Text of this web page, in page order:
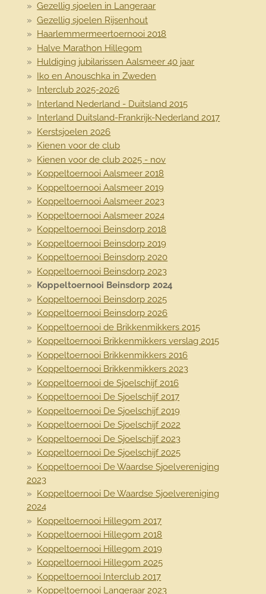
Gezellig sjoelen in Langeraar
Gezellig sjoelen Rijsenhout
Haarlemmermeertoernooi 2018
Halve Marathon Hillegom
Huldiging jubilarissen Aalsmeer 40 jaar
Iko en Anouschka in Zweden
Interclub 2025-2026
Interland Nederland - Duitsland 2015
Interland Duitsland-Frankrijk-Nederland 2017
Kerstsjoelen 2026
Kienen voor de club
Kienen voor de club 2025 - nov
Koppeltoernooi Aalsmeer 2018
Koppeltoernooi Aalsmeer 2019
Koppeltoernooi Aalsmeer 2023
Koppeltoernooi Aalsmeer 2024
Koppeltoernooi Beinsdorp 2018
Koppeltoernooi Beinsdorp 2019
Koppeltoernooi Beinsdorp 2020
Koppeltoernooi Beinsdorp 2023
Koppeltoernooi Beinsdorp 2024
Koppeltoernooi Beinsdorp 2025
Koppeltoernooi Beinsdorp 2026
Koppeltoernooi de Brikkenmikkers 2015
Koppeltoernooi Brikkenmikkers verslag 2015
Koppeltoernooi Brikkenmikkers 2016
Koppeltoernooi Brikkenmikkers 2023
Koppeltoernooi de Sjoelschijf 2016
Koppeltoernooi De Sjoelschijf 2017
Koppeltoernooi De Sjoelschijf 2019
Koppeltoernooi De Sjoelschijf 2022
Koppeltoernooi De Sjoelschijf 2023
Koppeltoernooi De Sjoelschijf 2025
Koppeltoernooi De Waardse Sjoelvereniging
2023
Koppeltoernooi De Waardse Sjoelvereniging
2024
Koppeltoernooi Hillegom 2017
Koppeltoernooi Hillegom 2018
Koppeltoernooi Hillegom 2019
Koppeltoernooi Hillegom 2025
Koppeltoernooi Interclub 2017
Koppeltoernooi Langeraar 2023